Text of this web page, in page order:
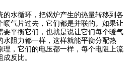
的水循环，把锅炉产生的热量转移到各
暖气片过去，它们都是并联的。如果让
要平衡它们，也就是说让它们每个暖气
水阻力都一样，这样就能平衡分配热
理，它们的电压都一样，每个电阻上流
反比。